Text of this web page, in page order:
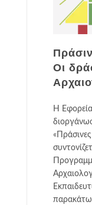
Οι
Η